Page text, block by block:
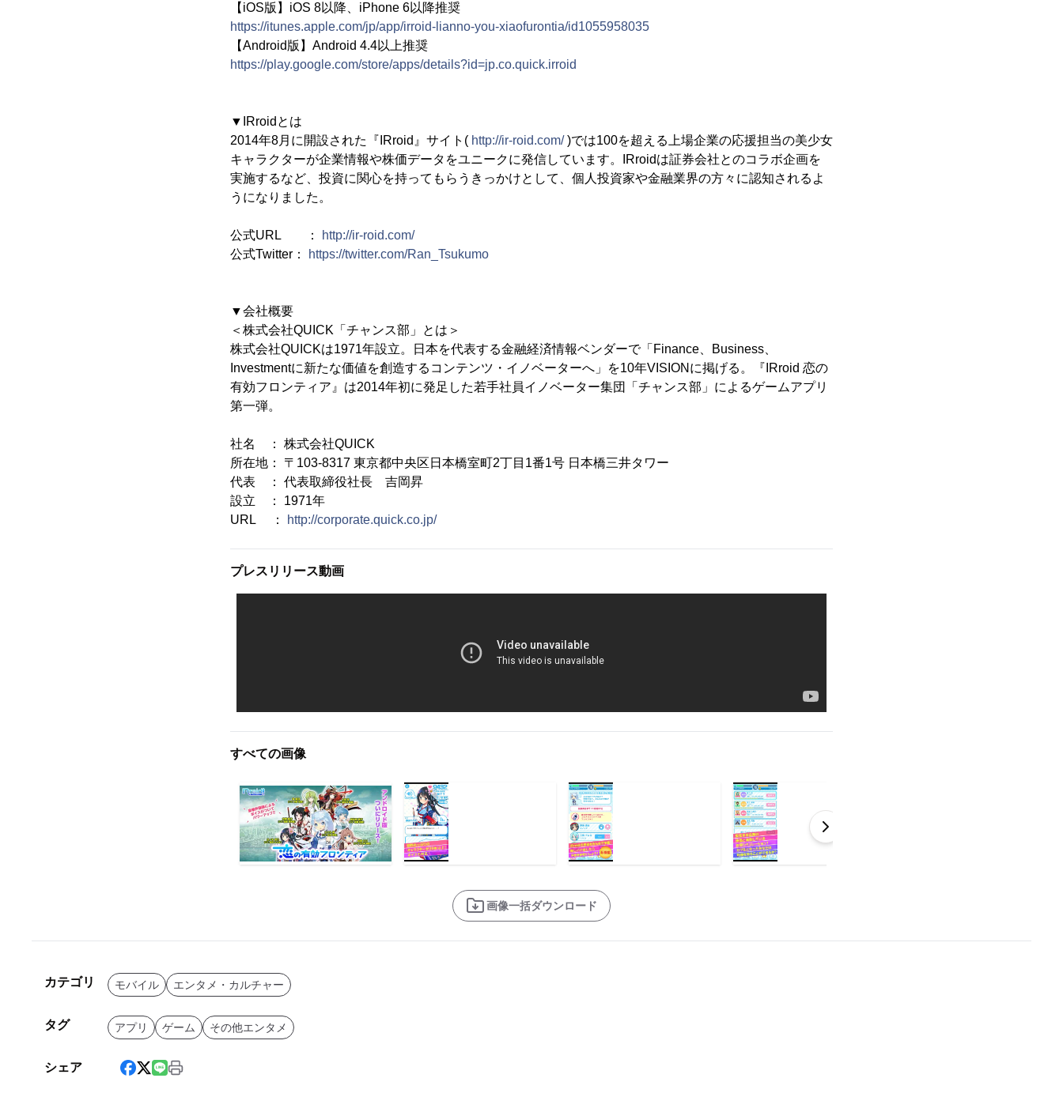
【iOS版】iOS 8以降、iPhone 6以降推奨
https://itunes.apple.com/jp/app/irroid-lianno-you-xiaofurontia/id1055958035
【Android版】Android 4.4以上推奨
https://play.google.com/store/apps/details?id=jp.co.quick.irroid
▼IRroidとは
2014年8月に開設された『IRroid』サイト( http://ir-roid.com/)では100を超える上場企業の応援担当の美少女
キャラクターが企業情報や株価データをユニークに発信しています。IRroidは証券会社とのコラボ企画を
実施するなど、投資に関心を持ってもらうきっかけとして、個人投資家や金融業界の方々に認知されるよ
うになりました。
公式URL ：
http://ir-roid.com/
公式Twitter：
https://twitter.com/Ran_Tsukumo
▼会社概要
＜株式会社QUICK「チャンス部」とは＞
株式会社QUICKは1971年設立。日本を代表する金融経済情報ベンダーで「Finance、Business、
Investmentに新たな価値を創造するコンテンツ・イノベーターへ」を10年VISIONに掲げる。『IRroid 恋の
有効フロンティア』は2014年初に発足した若手社員イノベーター集団「チャンス部」によるゲームアプリ
第一弾。
社名 ： 株式会社QUICK
所在地： 〒103-8317 東京都中央区日本橋室町2丁目1番1号 日本橋三井タワー
代表 ： 代表取締役社長 吉岡昇
設立 ： 1971年
URL ：
http://corporate.quick.co.jp/
プレスリリース動画
すべての画像
画像一括ダウンロード
カテゴリ モバイル エンタメ・カルチャー
タグ アプリ ゲーム その他エンタメ
シェア